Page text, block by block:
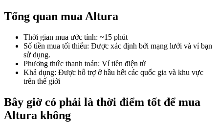
COIN-M Futures
Futures sử dụng token làm tài sản thế chấp
TradFi
Tổng quan mua Altura
Thời gian mua ước tính: ~15 phút
Số tiền mua tối thiểu: Được xác định bởi mạng lưới và ví bạn
sử dụng.
Phương thức thanh toán: Ví tiền điện tử
Khả dụng: Được hỗ trợ ở hầu hết các quốc gia và khu vực
trên thế giới
Bây giờ có phải là thời điểm tốt để mua
Altura không